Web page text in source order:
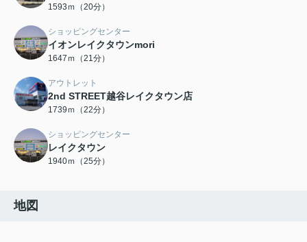
1593ｍ（20分）
ショッピングセンター
イオンレイクタウンmori
1647ｍ（21分）
アウトレット
2nd STREET越谷レイクタウン店
1739ｍ（22分）
ショッピングセンター
レイクタウン
1940ｍ（25分）
地図